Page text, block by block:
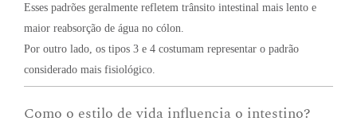
Esses padrões geralmente refletem trânsito intestinal mais lento e
maior reabsorção de água no cólon.
Por outro lado, os tipos 3 e 4 costumam representar o padrão
considerado mais fisiológico.
Como o estilo de vida influencia o intestino?